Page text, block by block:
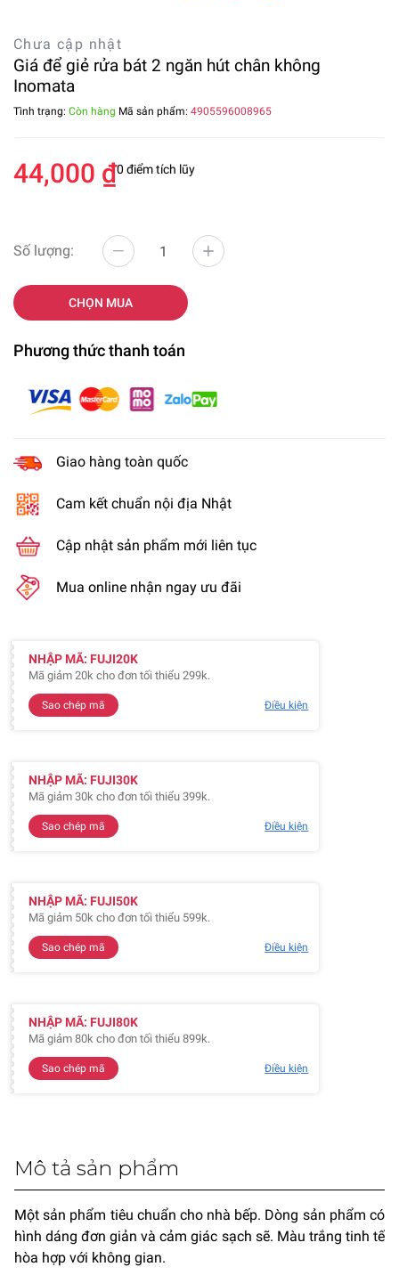
Chưa cập nhật
Giá để giẻ rửa bát 2 ngăn hút chân không
Inomata
Tình trạng: Còn hàng Mã sản phẩm: 4905596008965
44,000 ₫0 điểm tích lũy
Số lượng:
CHỌN MUA
Phương thức thanh toán
Giao hàng toàn quốc
Cam kết chuẩn nội địa Nhật
Cập nhật sản phẩm mới liên tục
Mua online nhận ngay ưu đãi
NHẬP MÃ: FUJI20K
Mã giảm 20k cho đơn tối thiểu 299k.
Sao chép mã Điều kiện
NHẬP MÃ: FUJI30K
Mã giảm 30k cho đơn tối thiểu 399k.
Sao chép mã Điều kiện
NHẬP MÃ: FUJI50K
Mã giảm 50k cho đơn tối thiểu 599k.
Sao chép mã Điều kiện
NHẬP MÃ: FUJI80K
Mã giảm 80k cho đơn tối thiểu 899k.
Sao chép mã Điều kiện
Mô tả sản phẩm
Một sản phẩm tiêu chuẩn cho nhà bếp. Dòng sản phẩm có
hình dáng đơn giản và cảm giác sạch sẽ. Màu trắng tinh tế
hòa hợp với không gian.